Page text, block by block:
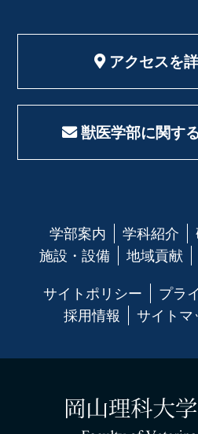
アクセスを
獣医学部に関す
学部案内 学科紹介
施設・設備
地域貢献
サイトポリシー
プラ
採用情報
サイトマ